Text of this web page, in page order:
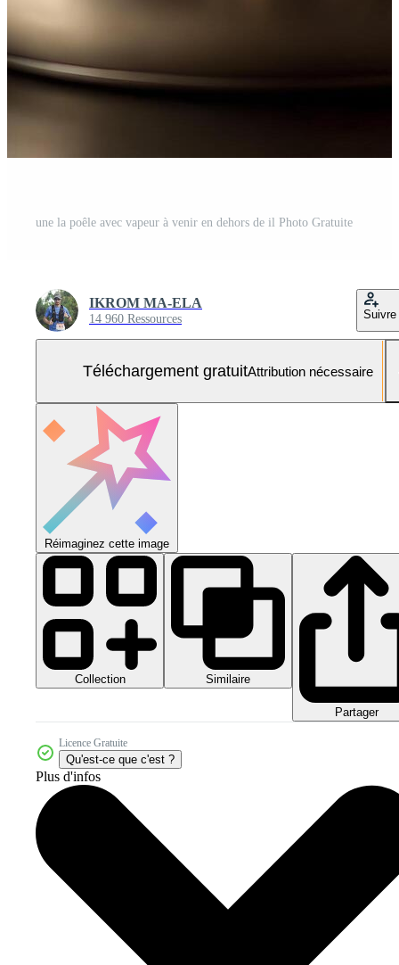
une la poêle avec vapeur à venir en dehors de il Photo Gratuite
IKROM MA-ELA
14 960 Ressources Suivre
Téléchargement gratuitAttribution nécessaire
Réimaginez cette image
Collection Similaire
Partager
Licence Gratuite
Qu'est-ce que c'est ?
Plus d'infos